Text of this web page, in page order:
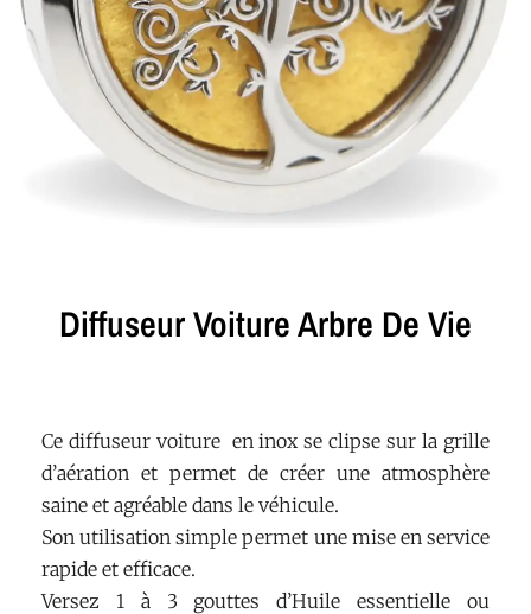
Diffuseur Voiture Arbre De Vie
Ce diffuseur voiture en inox se clipse sur la grille
d’aération et permet de créer une atmosphère
saine et agréable dans le véhicule.
Son utilisation simple permet une mise en service
rapide et efficace.
Versez 1 à 3 gouttes d’Huile essentielle ou